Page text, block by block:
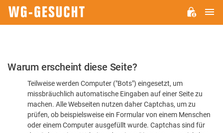
Bitte
dass
Warum erscheint diese Seite?
Teilweise werden Computer ("Bots") eingesetzt, um
missbräuchlich automatische Eingaben auf einer Seite zu
machen. Alle Webseiten nutzen daher Captchas, um zu
prüfen, ob beispielsweise ein Formular von einem Menschen
oder einem Computer ausgefüllt wurde. Captchas sind für